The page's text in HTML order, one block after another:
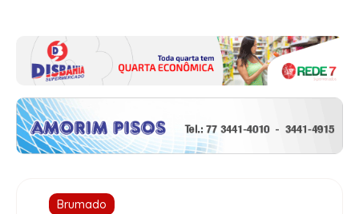
Brumado